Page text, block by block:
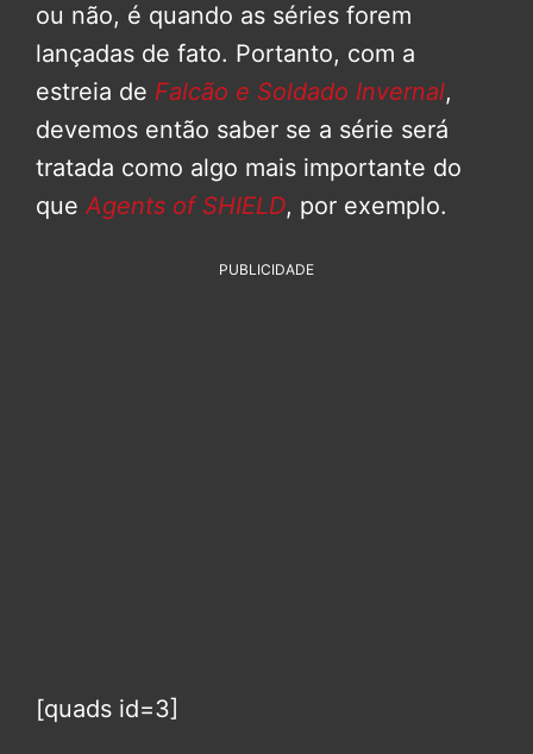
ou não, é quando as séries forem
lançadas de fato. Portanto, com a
estreia de Falcão e Soldado Invernal,
devemos então saber se a série será
tratada como algo mais importante do
que Agents of SHIELD, por exemplo.
PUBLICIDADE
[quads id=3]